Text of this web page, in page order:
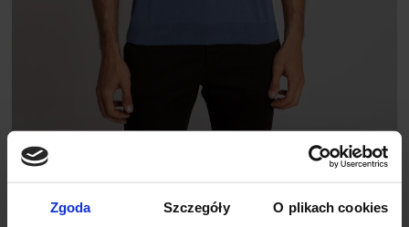
Zgoda Szczegóły O plikach cookies
Najniższa cena z 30 dni przed promocją:
189,00 zł